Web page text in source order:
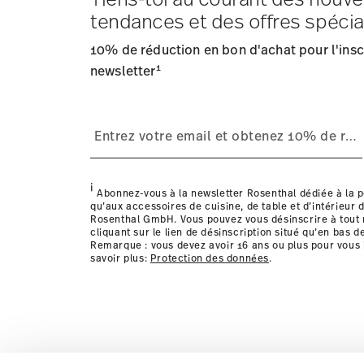
Délai de livraison: 5-7 jours ouvrables pour les articles
: Nous livrons
Suivi: Vous recevrez un code de suivi par e-mail dès
Retours: Pour les retours, veuillez utiliser notre
les détails pour chaque pays de livraison ici
tendances et des offres
10% de réduction en bon d'achat pour
newsletter1
i Abonnez-vous à la newsletter Rosenthal dédiée à la
qu’aux accessoires de cuisine, de table et d’intérieur
Rosenthal GmbH. Vous pouvez vous désinscrire à tout
cliquant sur le lien de désinscription situé qu’en bas
Remarque : vous devez avoir 16 ans ou plus pour
savoir plus: Protection des données.